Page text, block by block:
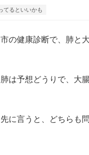
てるといいかも
の健康診断で、肺と
は予想どうりで、大
に言うと、どちらも